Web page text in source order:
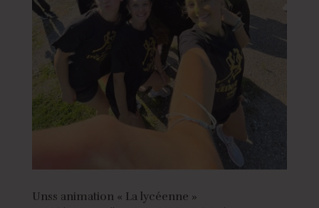
Unss animation « La lycéenne »